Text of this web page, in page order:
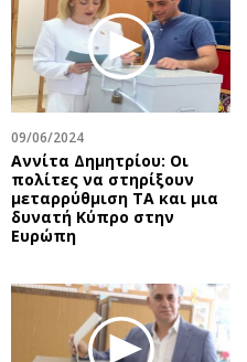
Θέσεις εργασίας
Geek
Νέα
Social
Αυτοκίνηση
Αφιερώματα
Πολιτική
Οικονομία
Αναδρομές
09/06/2024
Αννίτα Δημητρίου: Οι
πολίτες να στηρίξουν
μεταρρύθμιση ΤΑ και μια
δυνατή Κύπρο στην
Ευρώπη